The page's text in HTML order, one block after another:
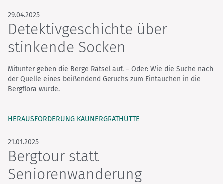
29.04.2025
Detektivgeschichte über
stinkende Socken
Mitunter geben die Berge Rätsel auf. – Oder: Wie die Suche nach
der Quelle eines beißendend Geruchs zum Eintauchen in die
Bergflora wurde.
HERAUSFORDERUNG KAUNERGRATHÜTTE
21.01.2025
Bergtour statt
Seniorenwanderung